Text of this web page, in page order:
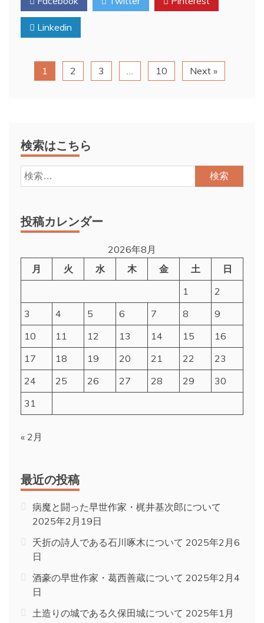
Linkedin
1 2 3 10 Next »
検索はこちら
検
索:
投稿カレンダー
2026年8月
月
火 水 木 金 土
日
1
2
3
4 5 6 7 8
9
10
11 12 13 14 15
16
17
18 19 20 21 22
23
24
25 26 27 28 29
30
31
« 2月
最近の投稿
病魔と闘った早世作家・梶井基次郎について
2025年2月19日
夭折の詩人である石川啄木について 2025年2月6
日
酒豪の早世作家・葛西善蔵について 2025年2月4
日
土造りの城である久保田城について 2025年1月